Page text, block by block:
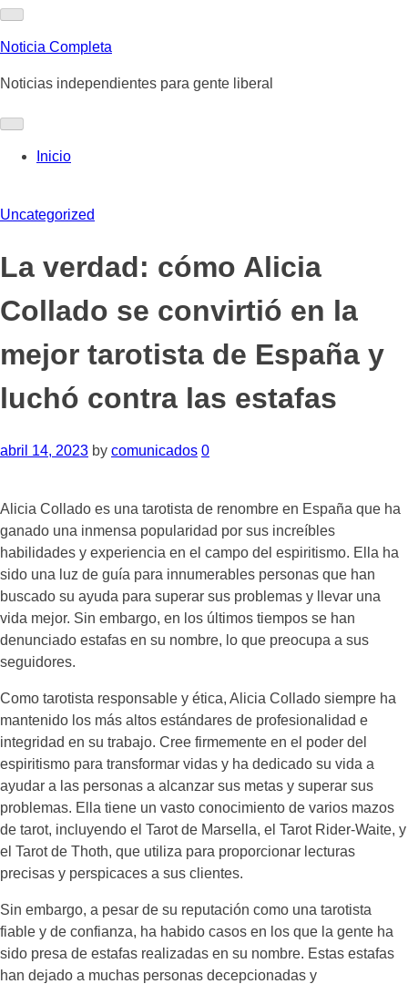
Skip
content
Noticia Completa
Noticias independientes para gente liberal
Inicio
Uncategorized
La verdad: cómo Alicia
Collado se convirtió en la
mejor tarotista de España y
luchó contra las estafas
abril 14, 2023 by comunicados 0
Alicia Collado es una tarotista de renombre en España que ha
ganado una inmensa popularidad por sus increíbles
habilidades y experiencia en el campo del espiritismo. Ella ha
sido una luz de guía para innumerables personas que han
buscado su ayuda para superar sus problemas y llevar una
vida mejor. Sin embargo, en los últimos tiempos se han
denunciado estafas en su nombre, lo que preocupa a sus
seguidores.
Como tarotista responsable y ética, Alicia Collado siempre ha
mantenido los más altos estándares de profesionalidad e
integridad en su trabajo. Cree firmemente en el poder del
espiritismo para transformar vidas y ha dedicado su vida a
ayudar a las personas a alcanzar sus metas y superar sus
problemas. Ella tiene un vasto conocimiento de varios mazos
de tarot, incluyendo el Tarot de Marsella, el Tarot Rider-Waite, y
el Tarot de Thoth, que utiliza para proporcionar lecturas
precisas y perspicaces a sus clientes.
Sin embargo, a pesar de su reputación como una tarotista
fiable y de confianza, ha habido casos en los que la gente ha
sido presa de estafas realizadas en su nombre. Estas estafas
han dejado a muchas personas decepcionadas y